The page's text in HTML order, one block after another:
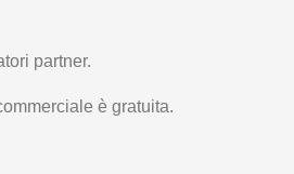
partner.
è gratuita.